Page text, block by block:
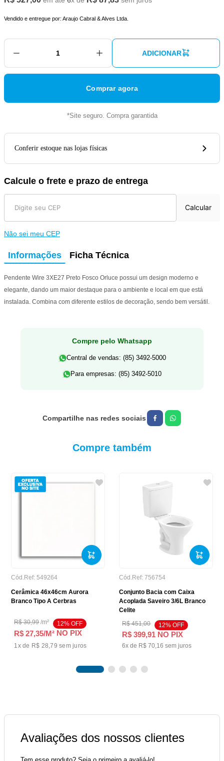
Vendido e entregue por: Araujo Cabral & Alves Ltda.
ADICIONAR
Comprar agora
*Site seguro. Compra garantida
Conferir estoque nas lojas físicas
Calcule o frete e prazo de entrega
Calcular
Não sei meu CEP
Informações Ficha Técnica
Pendente Wire 3XE27 Preto Fosco Orluce possui um design moderno e
elegante, dando um maior destaque para o ambiente e local em que está
instalada. Combina com diferente estilos de decoração, sendo bem versátil.
Compre pelo Whatsapp
Central de vendas: (85) 3492-5000
Para empresas: (85) 3492-5010
Compre também
Cód.Ref: 549264
Cerâmica 46x46cm Aurora
Branco Tipo A Cerbras
R$ 30,99/m² 12% OFF
R$ 27,35/M² NO PIX
1x de R$ 28,79 sem juros
Cód.Ref: 756754
Conjunto Bacia com Caixa
Acoplada Saveiro 3/6L Branco
Celite
R$ 451,00 12% OFF
R$ 399,91 NO PIX
6x de R$ 70,16 sem juros
Avaliações dos nossos clientes